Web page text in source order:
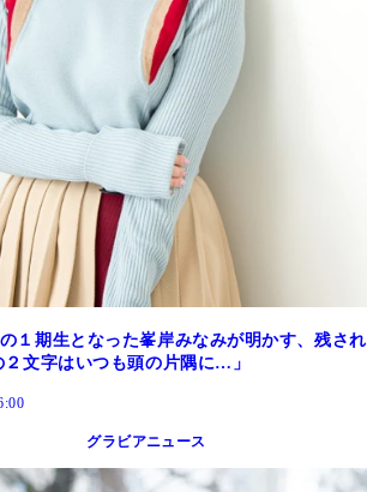
１期生となった峯岸みなみが明かす、残され
２文字はいつも頭の片隅に…」
グラビアニュース